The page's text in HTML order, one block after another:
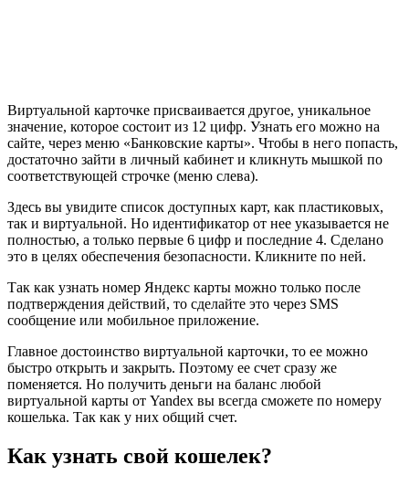
Виртуальной карточке присваивается другое, уникальное
значение, которое состоит из 12 цифр. Узнать его можно на
сайте, через меню «Банковские карты». Чтобы в него попасть,
достаточно зайти в личный кабинет и кликнуть мышкой по
соответствующей строчке (меню слева).
Здесь вы увидите список доступных карт, как пластиковых,
так и виртуальной. Но идентификатор от нее указывается не
полностью, а только первые 6 цифр и последние 4. Сделано
это в целях обеспечения безопасности. Кликните по ней.
Так как узнать номер Яндекс карты можно только после
подтверждения действий, то сделайте это через SMS
сообщение или мобильное приложение.
Главное достоинство виртуальной карточки, то ее можно
быстро открыть и закрыть. Поэтому ее счет сразу же
поменяется. Но получить деньги на баланс любой
виртуальной карты от Yandex вы всегда сможете по номеру
кошелька. Так как у них общий счет.
Как узнать свой кошелек?